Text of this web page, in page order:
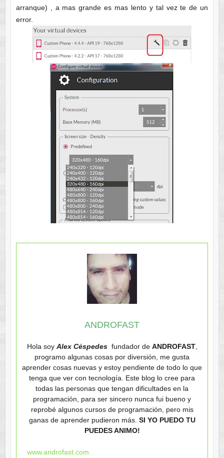
arranque) , a mas grande es mas lento y tal vez te de un
error.
ANDROFAST
Hola soy Alex Céspedesfundador de ANDROFAST,
programo algunas cosas por diversión, me gusta
aprender cosas nuevas y estoy pendiente de todo lo que
tenga que ver con tecnología. Este blog lo cree para
todas las personas que tengan dificultades en la
programación, para ser sincero nunca fui bueno y
reprobé algunos cursos de programación, pero mis
ganas de aprender pudieron más. SI YO PUEDO TU
PUEDES ANIMO!
www.androfast.com